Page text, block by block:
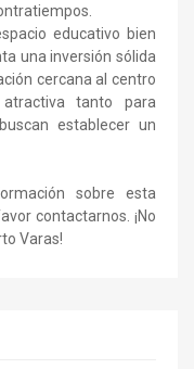
educativo bien
una inversión sólida
cercana al centro
tanto para
establecer un
sobre esta
contactarnos. ¡No
Varas!